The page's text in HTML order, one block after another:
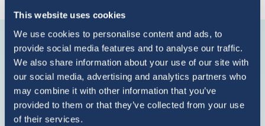
This website uses cookies
We use cookies to personalise content and ads, to
provide social media features and to analyse our traffic.
We also share information about your use of our site with
our social media, advertising and analytics partners who
may combine it with other information that you’ve
provided to them or that they’ve collected from your use
of their services.
Suscríbete
en
YouTube